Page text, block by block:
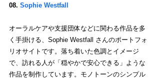
08. Sophie Westfall
オーラルケアや支援団体などに関わる作品を多
く手掛ける、Sophie Westfall さんのポートフォ
リオサイトです。落ち着いた色調とイメージ
で、訪れる人が「穏やかで安心できる」ような
作品を制作しています。モノトーンのシンプル